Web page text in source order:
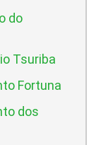
do
Tsuriba
Fortuna
dos